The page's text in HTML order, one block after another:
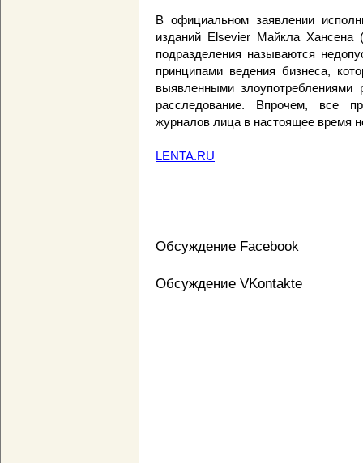
В официальном заявлении
изданий Elsevier Майкла Хансена
подразделения называются
принципами ведения бизнеса,
выявленными злоупотреблениями
расследование. Впрочем, все
журналов лица в настоящее время
LENTA.RU
Обсуждение Facebook
Обсуждение VKontakte